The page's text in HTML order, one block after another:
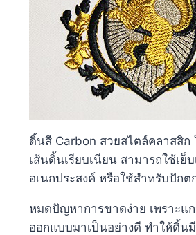
ดิ้นสี Carbon สวยสไตล์คลาสสิก
เส้นดิ้นเรียบเนียน สามารถใช้เย็
อเนกประสงค์ หรือใช้สำหรับปักต
หมดปัญหาการขาดง่าย เพราะแ
ออกแบบมาเป็นอย่างดี ทำให้ดิ้น